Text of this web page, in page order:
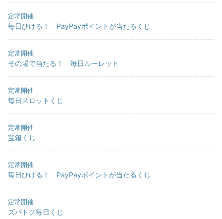
定常開催
毎日ひける！ PayPayポイントが当たるくじ
定常開催
その場で当たる！ 毎日ルーレット
定常開催
毎日スロットくじ
定常開催
宝箱くじ
定常開催
毎日ひける！ PayPayポイントが当たるくじ
定常開催
ズバトク毎日くじ